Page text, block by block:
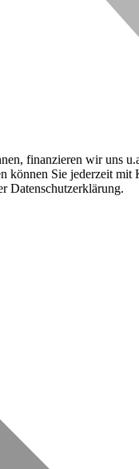
finanzieren wir uns
können Sie jederzeit
Datenschutzerklärung.